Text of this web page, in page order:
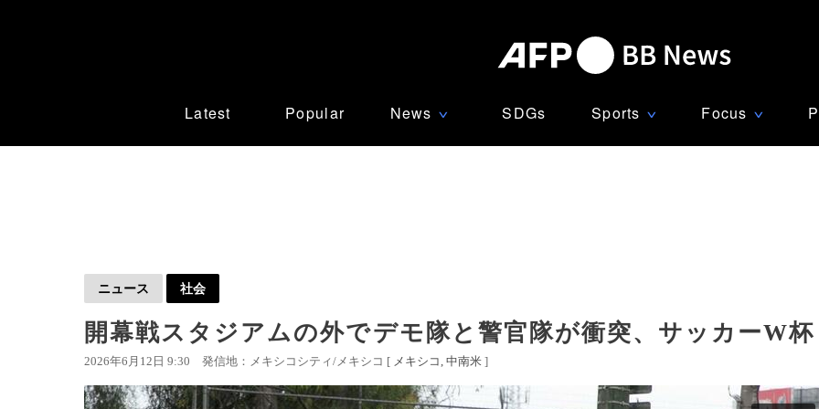
Latest Popular News ∨ SDGs Sports ∨ Focus ∨
ニュース 社会
開幕戦スタジアムの外でデモ隊と警官隊が衝突、サッカーW杯
2026年6月12日 9:30 発信地：メキシコシティ/メキシコ [ メキシコ 中南米 ]